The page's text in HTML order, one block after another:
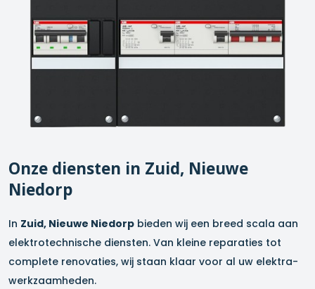
Onze diensten in Zuid, Nieuwe
Niedorp
In Zuid, Nieuwe Niedorp bieden wij een breed scala aan
elektrotechnische diensten. Van kleine reparaties tot
complete renovaties, wij staan klaar voor al uw elektra-
werkzaamheden.